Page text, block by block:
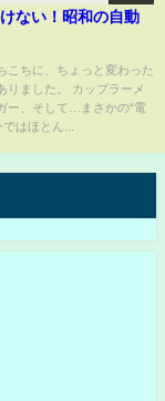
ない！昭和の自動
こちに、ちょっと変わった
りました。 カップラーメ
ー、そして…まさかの“電
はほとん...